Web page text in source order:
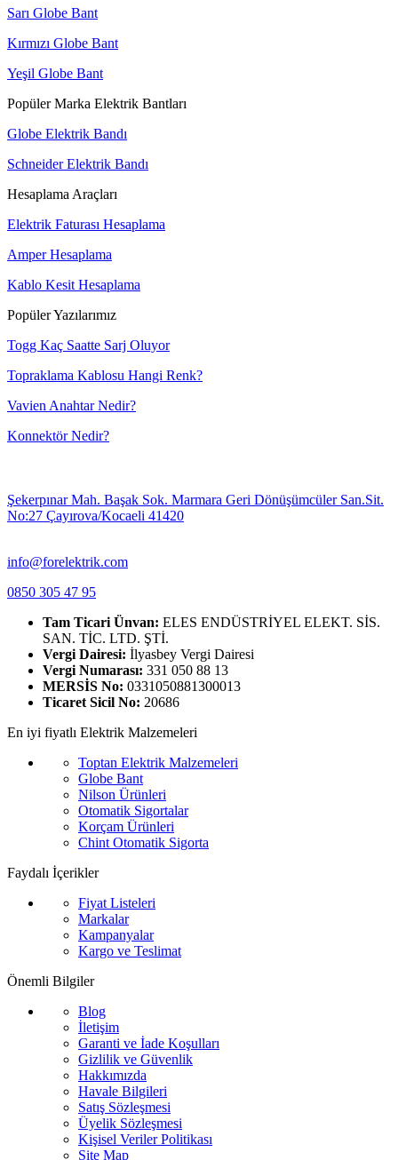
Sarı Globe Bant
Kırmızı Globe Bant
Yeşil Globe Bant
Popüler Marka Elektrik Bantları
Globe Elektrik Bandı
Schneider Elektrik Bandı
Hesaplama Araçları
Elektrik Faturası Hesaplama
Amper Hesaplama
Kablo Kesit Hesaplama
Popüler Yazılarımız
Togg Kaç Saatte Sarj Oluyor
Topraklama Kablosu Hangi Renk?
Vavien Anahtar Nedir?
Konnektör Nedir?
Şekerpınar Mah. Başak Sok. Marmara Geri Dönüşümcüler San.Sit.
No:27 Çayırova/Kocaeli 41420
info@forelektrik.com
0850 305 47 95
Tam Ticari Ünvan: ELES ENDÜSTRİYEL ELEKT. SİS.
SAN. TİC. LTD. ŞTİ.
Vergi Dairesi: İlyasbey Vergi Dairesi
Vergi Numarası: 331 050 88 13
MERSİS No: 0331050881300013
Ticaret Sicil No: 20686
En iyi fiyatlı Elektrik Malzemeleri
Toptan Elektrik Malzemeleri
Globe Bant
Nilson Ürünleri
Otomatik Sigortalar
Korçam Ürünleri
Chint Otomatik Sigorta
Faydalı İçerikler
Fiyat Listeleri
Markalar
Kampanyalar
Kargo ve Teslimat
Önemli Bilgiler
Blog
İletişim
Garanti ve İade Koşulları
Gizlilik ve Güvenlik
Hakkımızda
Havale Bilgileri
Satış Sözleşmesi
Üyelik Sözleşmesi
Kişisel Veriler Politikası
Site Map